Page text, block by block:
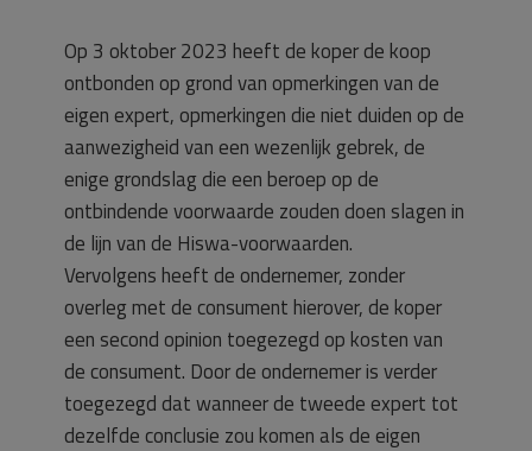
Op 3 oktober 2023 heeft de koper de koop
ontbonden op grond van opmerkingen van de
eigen expert, opmerkingen die niet duiden op de
aanwezigheid van een wezenlijk gebrek, de
enige grondslag die een beroep op de
ontbindende voorwaarde zouden doen slagen in
de lijn van de Hiswa-voorwaarden.
Vervolgens heeft de ondernemer, zonder
overleg met de consument hierover, de koper
een second opinion toegezegd op kosten van
de consument. Door de ondernemer is verder
toegezegd dat wanneer de tweede expert tot
dezelfde conclusie zou komen als de eigen